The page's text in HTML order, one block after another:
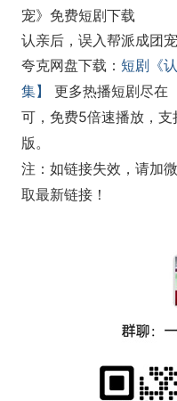
宠》免费短剧下载
认亲后，误入帮派成团
夸克网盘下载： 短剧《
集】
更多热播短剧尽在
可，免费5倍速播放，
版。
注：如链接失效，请加
取最新链接！